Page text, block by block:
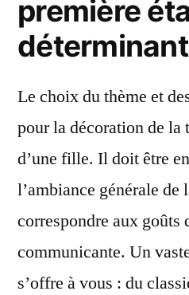
première
Le choix du thème et
pour la décoration de la
d’une fille. Il doit être
l’ambiance générale de
correspondre aux goûts
communicante. Un
s’offre à vous : du